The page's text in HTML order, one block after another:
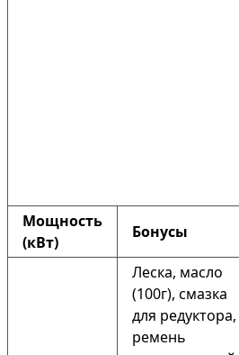
Мощность
(кВт)
Бонусы
Леска, масло
(100г), смазка
для редуктора,
ремень